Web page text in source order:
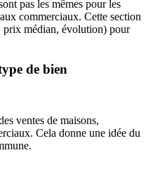
pas les mêmes pour les
commerciaux. Cette section
prix médian, évolution) pour
de bien
ventes de maisons,
Cela donne une idée du